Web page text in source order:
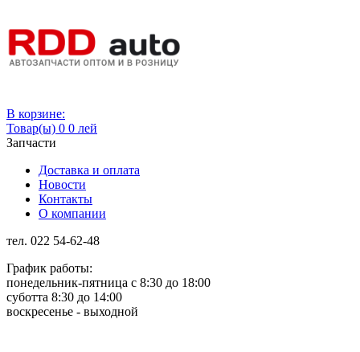
В корзине:
Товар(ы) 0 0 лей
Запчасти
Доставка и оплата
Новости
Контакты
О компании
тел. 022 54-62-48
График работы:
понедельник-пятница с 8:30 до 18:00
суботта 8:30 до 14:00
воскресенье - выходной